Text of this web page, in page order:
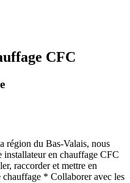
CFC
région du Bas-Valais, nous
installateur en chauffage CFC
raccorder et mettre en
chauffage * Collaborer avec les